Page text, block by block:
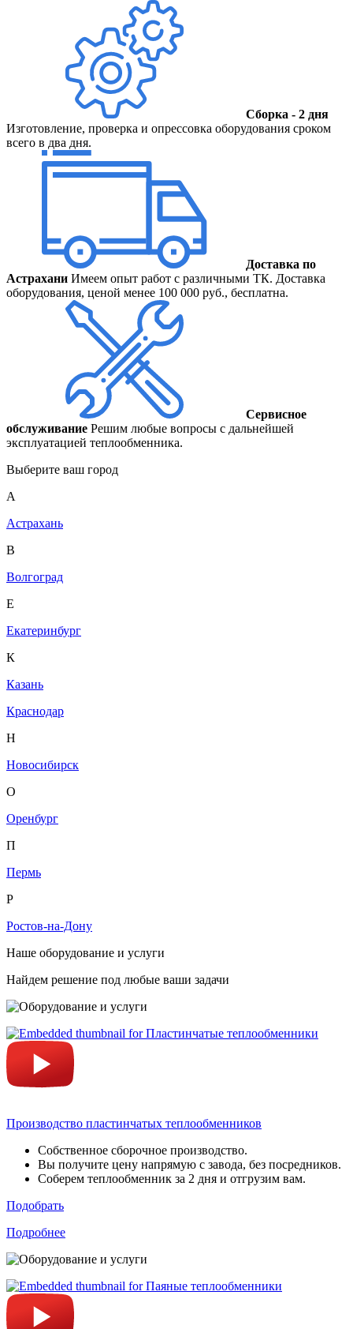
Сборка - 2 дня
Изготовление, проверка и опрессовка оборудования сроком
всего в два дня.
Доставка по
Астрахани Имеем опыт работ с различными ТК. Доставка
оборудования, ценой менее 100 000 руб., бесплатна.
Сервисное
обслуживание Решим любые вопросы с дальнейшей
эксплуатацией теплообменника.
Выберите ваш город
А
Астрахань
В
Волгоград
Е
Екатеринбург
К
Казань
Краснодар
Н
Новосибирск
О
Оренбург
П
Пермь
Р
Ростов-на-Дону
Наше оборудование и услуги
Найдем решение под любые ваши задачи
Производство пластинчатых теплообменников
Собственное сборочное производство.
Вы получите цену напрямую с завода, без посредников.
Соберем теплообменник за 2 дня и отгрузим вам.
Подобрать
Подробнее